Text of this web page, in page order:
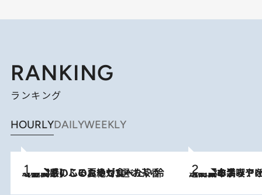
RANKING
ランキング
HOURLYDAILYWEEKLY
2026.8.5
【静岡県】この夏絶対食べたい 冷やしておいしいおやつ3選 お茶香る生食感のふるふるゼリー 2026.8.5
【西日本エリアを総まとめ】 47都道府県の手みやげ ひんやりスイーツで夏を満喫